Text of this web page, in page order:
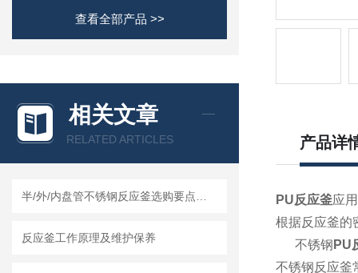
查看全部产品 >>
相关文章
RELATED ARTICLES
反应釜工作原理及维护保养
产品详
PU反应釜应
根据反应釜
不锈钢 PU
不锈钢反应釜